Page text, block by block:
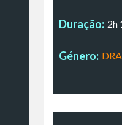
Duração: 2h
Género: